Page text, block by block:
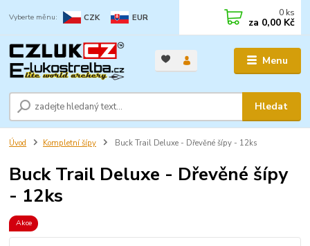
Menu
CZK EUR
Hledat
0 ks
za 0,00 Kč
Úvod Kompletní šípy Buck Trail Deluxe - Dřevěné šípy - 12ks
Buck Trail Deluxe - Dřevěné šípy
- 12ks
Akce